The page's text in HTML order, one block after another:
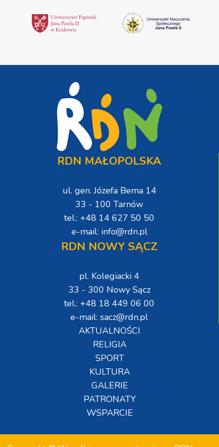
RDN MAŁOPOLSKA
ul. gen. Józefa Bema 14
33 - 100 Tarnów
tel.: +48 14 627 50 50
e-mail: info@rdn.pl
RDN NOWY SĄCZ
pl. Kolegiacki 4
33 - 300 Nowy Sącz
tel.: +48 18 449 06 00
e-mail: sacz@rdn.pl
AKTUALNOŚCI
RELIGIA
SPORT
KULTURA
GALERIE
PATRONATY
WSPARCIE